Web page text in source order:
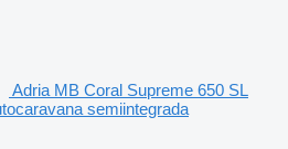
Adria MB Coral Supreme 650 SL
semiintegrada